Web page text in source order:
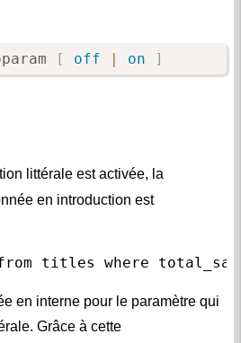
[ off | on ]
littérale est activée, la
en introduction est
titles where
en interne pour le paramètre qui
Grâce à cette